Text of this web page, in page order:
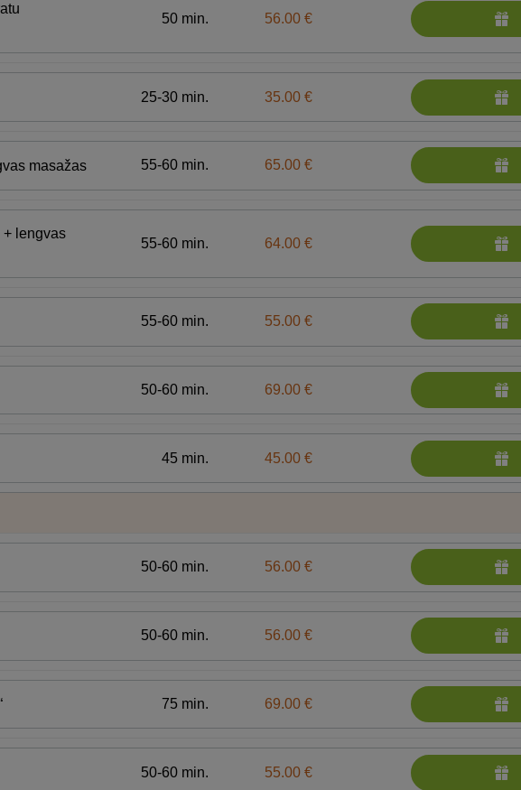
50 min. 56.00 €
25-30 min. 35.00 €
masažas 55-60 min. 65.00 €
lengvas
55-60 min. 64.00 €
55-60 min. 55.00 €
50-60 min. 69.00 €
45 min. 45.00 €
50-60 min. 56.00 €
50-60 min. 56.00 €
75 min. 69.00 €
50-60 min. 55.00 €